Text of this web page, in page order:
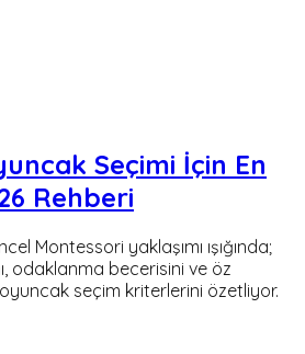
Seçimi İçin En
Rehberi
Montessori yaklaşımı ışığında;
odaklanma becerisini ve öz
seçim kriterlerini özetliyor.